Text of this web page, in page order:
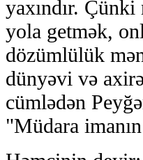
yaxındır.
yola getmək,
dözümlülük
dünyəvi və
cümlədən
"Müdara imanın